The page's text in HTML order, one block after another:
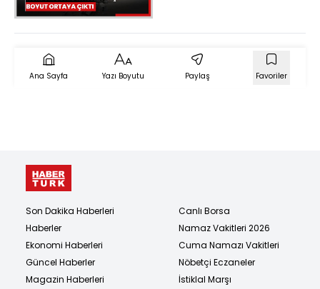
Ana Sayfa Yazı Boyutu Paylaş Favoriler
Son Dakika Haberleri
Haberler
Ekonomi Haberleri
Güncel Haberler
Magazin Haberleri
Canlı Borsa
Namaz Vakitleri 2026
Cuma Namazı Vakitleri
Nöbetçi Eczaneler
İstiklal Marşı